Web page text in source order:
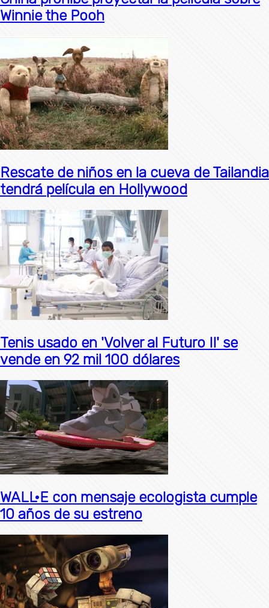
Winnie the Pooh
Rescate de niños en la cueva de Tailandia
tendrá película en Hollywood
Tenis usado en 'Volver al Futuro II' se
vende en 92 mil 100 dólares
WALL·E con mensaje ecologista cumple
10 años de su estreno